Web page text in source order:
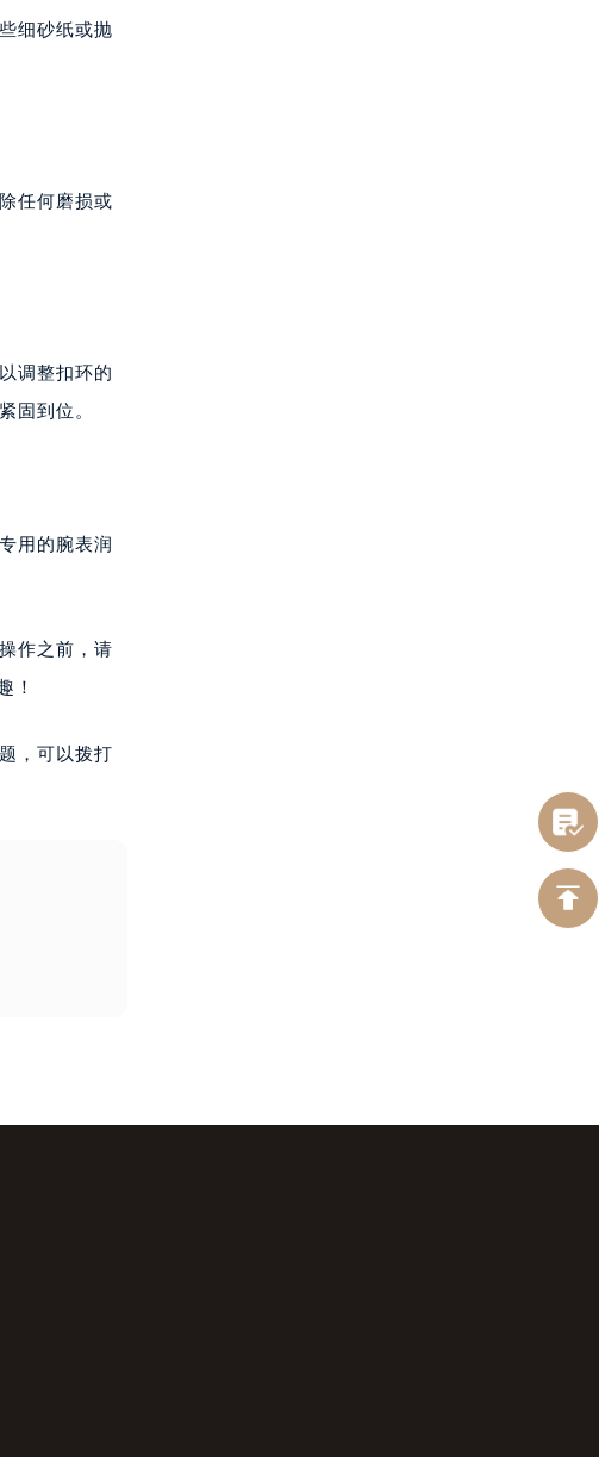
细砂纸或抛
任何磨损或
调整扣环的
固到位。
用的腕表润
作之前，请
！
，可以拨打